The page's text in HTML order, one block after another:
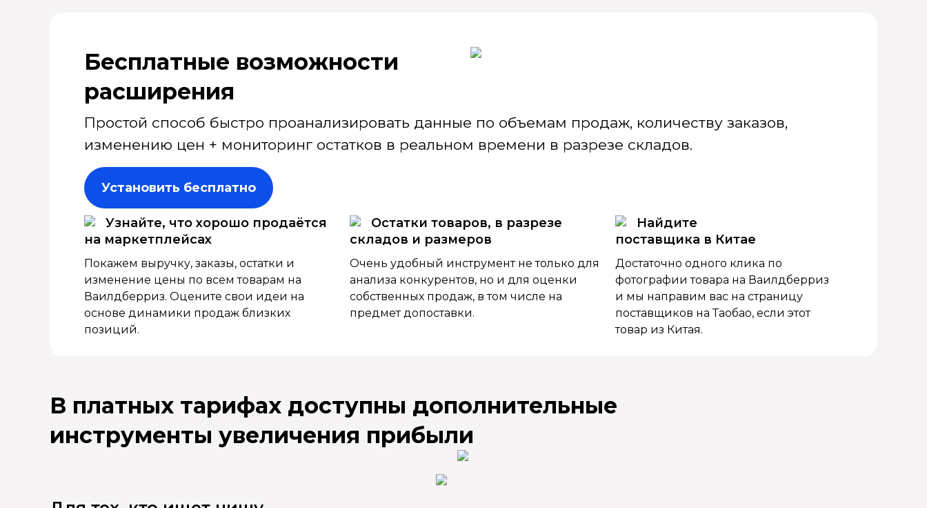
Бесплатные возмож­ности
расширения
Простой способ быстро проанализировать данные по объемам продаж, количеству заказов,
изменению цен + мониторинг остатков в реальном времени в разрезе складов.
Установить бесплатно
Узнайте, что хорошо продаётся
на маркетплейсах
Покажем выручку, заказы, остатки и
изменение цены по всем товарам на
Ваилдберриз. Оцените свои идеи на
основе динамики продаж близких
позиций.
Остатки товаров, в разрезе
складов и размеров
Очень удобный инструмент не только для
анализа конкурентов, но и для оценки
собственных продаж, в том числе на
предмет допоставки.
Найдите
поставщика в Китае
Достаточно одного клика по
фотографии товара на Ваилдберриз
и мы направим вас на страницу
поставщиков на Таобао, если этот
товар из Китая.
В платных тарифах доступны дополнительные
инструменты увеличения прибыли